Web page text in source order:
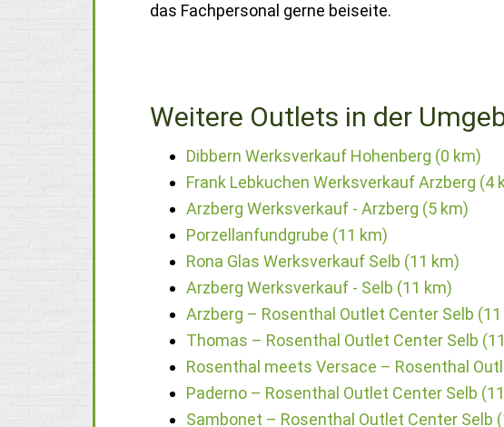
das Fachpersonal gerne beiseite.
Weitere Outlets in der
Dibbern Werksverkauf Hohenberg (0 km)
Frank Lebkuchen Werksverkauf Arzberg (4
Arzberg Werksverkauf - Arzberg (5 km)
Porzellanfundgrube (11 km)
Rona Glas Werksverkauf Selb (11 km)
Arzberg Werksverkauf - Selb (11 km)
Arzberg – Rosenthal Outlet Center Selb
Thomas – Rosenthal Outlet Center Selb
Rosenthal meets Versace – Rosenthal
Paderno – Rosenthal Outlet Center Selb
Sambonet – Rosenthal Outlet Center Selb